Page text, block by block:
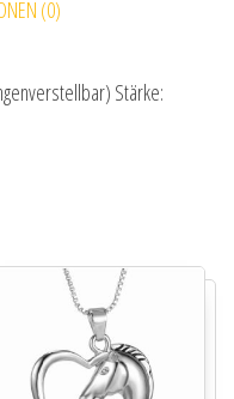
(0)
Stärke: